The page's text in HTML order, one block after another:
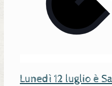
Lunedì 12 luglio è